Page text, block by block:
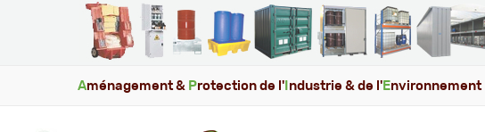
Aménagement & Protection de l' ndustrie & de l' Environnement